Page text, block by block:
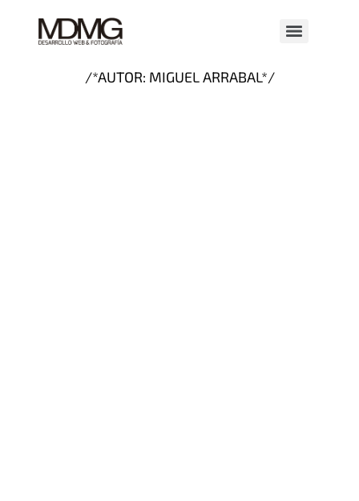
/*AUTOR: MIGUEL ARRABAL*/